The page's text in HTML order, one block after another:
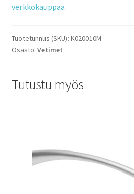
verkkokauppaa
Tuotetunnus (SKU): K020010M
Osasto: Vetimet
Tutustu myös